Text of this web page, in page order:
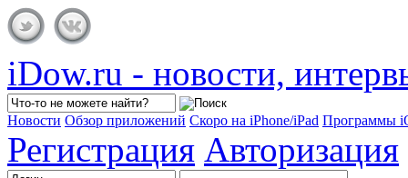
iDow.ru - новости,
Новости Обзор приложений Скоро на iPhone/iPad Программы
Регистрация Авторизация